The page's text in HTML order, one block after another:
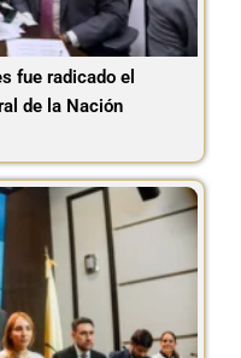
fue radicado el
de la Nación